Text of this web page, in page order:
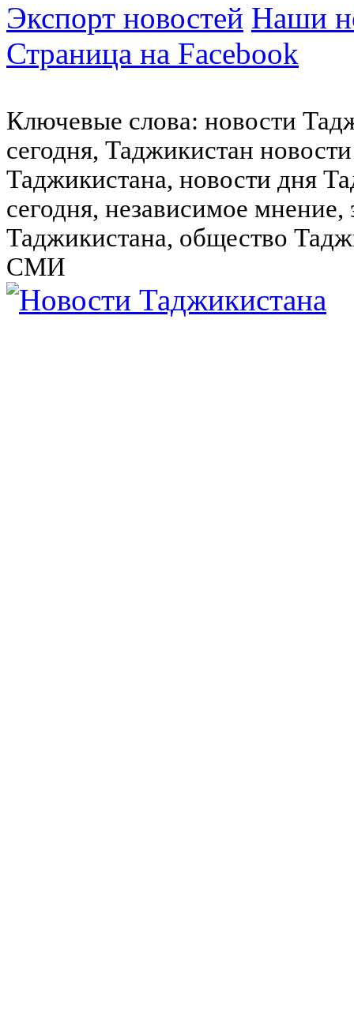
Экспорт новостей Наши
Страница на Facebook
Ключевые слова: новости
сегодня, Таджикистан
Таджикистана, новости дня
сегодня, независимое
Таджикистана, общество
СМИ